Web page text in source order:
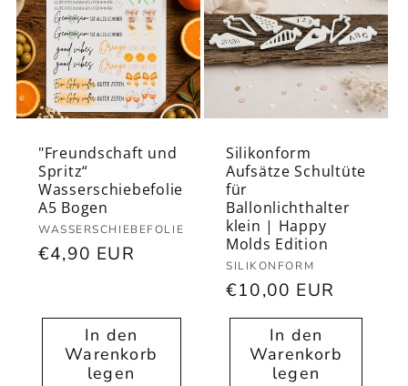
"Freundschaft und
Spritz“
Wasserschiebefolie
A5 Bogen
Anbieter:
WASSERSCHIEBEFOLIE
Normaler
€4,90 EUR
In den
Warenkorb
legen
Silikonform
Aufsätze Schultüte
für
Ballonlichthalter
klein | Happy
Molds Edition
Anbieter:
SILIKONFORM
Normaler
Preis
€10,00 EUR
In den
Warenkorb
legen